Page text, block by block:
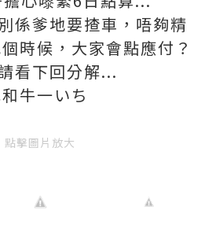
係爹地要揸車，唔夠精
時候，大家會點應付？
看下回分解...
牛一いち
點擊圖片放大